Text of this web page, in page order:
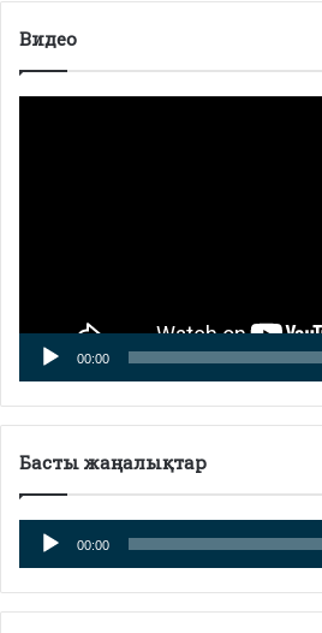
Видео
00:00
Басты жаңалықтар
Аудио
плейер
00:00